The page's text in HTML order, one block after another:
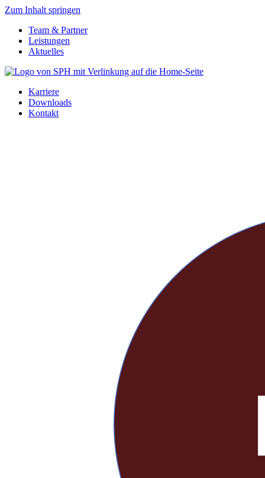
Zum Inhalt springen
Team & Partner
Leistungen
Aktuelles
Karriere
Downloads
Kontakt